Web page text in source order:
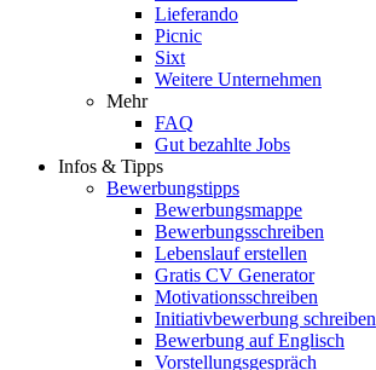
Lieferando
Picnic
Sixt
Weitere Unternehmen
Mehr
FAQ
Gut bezahlte Jobs
Infos & Tipps
Bewerbungstipps
Bewerbungsmappe
Bewerbungsschreiben
Lebenslauf erstellen
Gratis CV Generator
Motivationsschreiben
Initiativbewerbung schreiben
Bewerbung auf Englisch
Vorstellungsgespräch